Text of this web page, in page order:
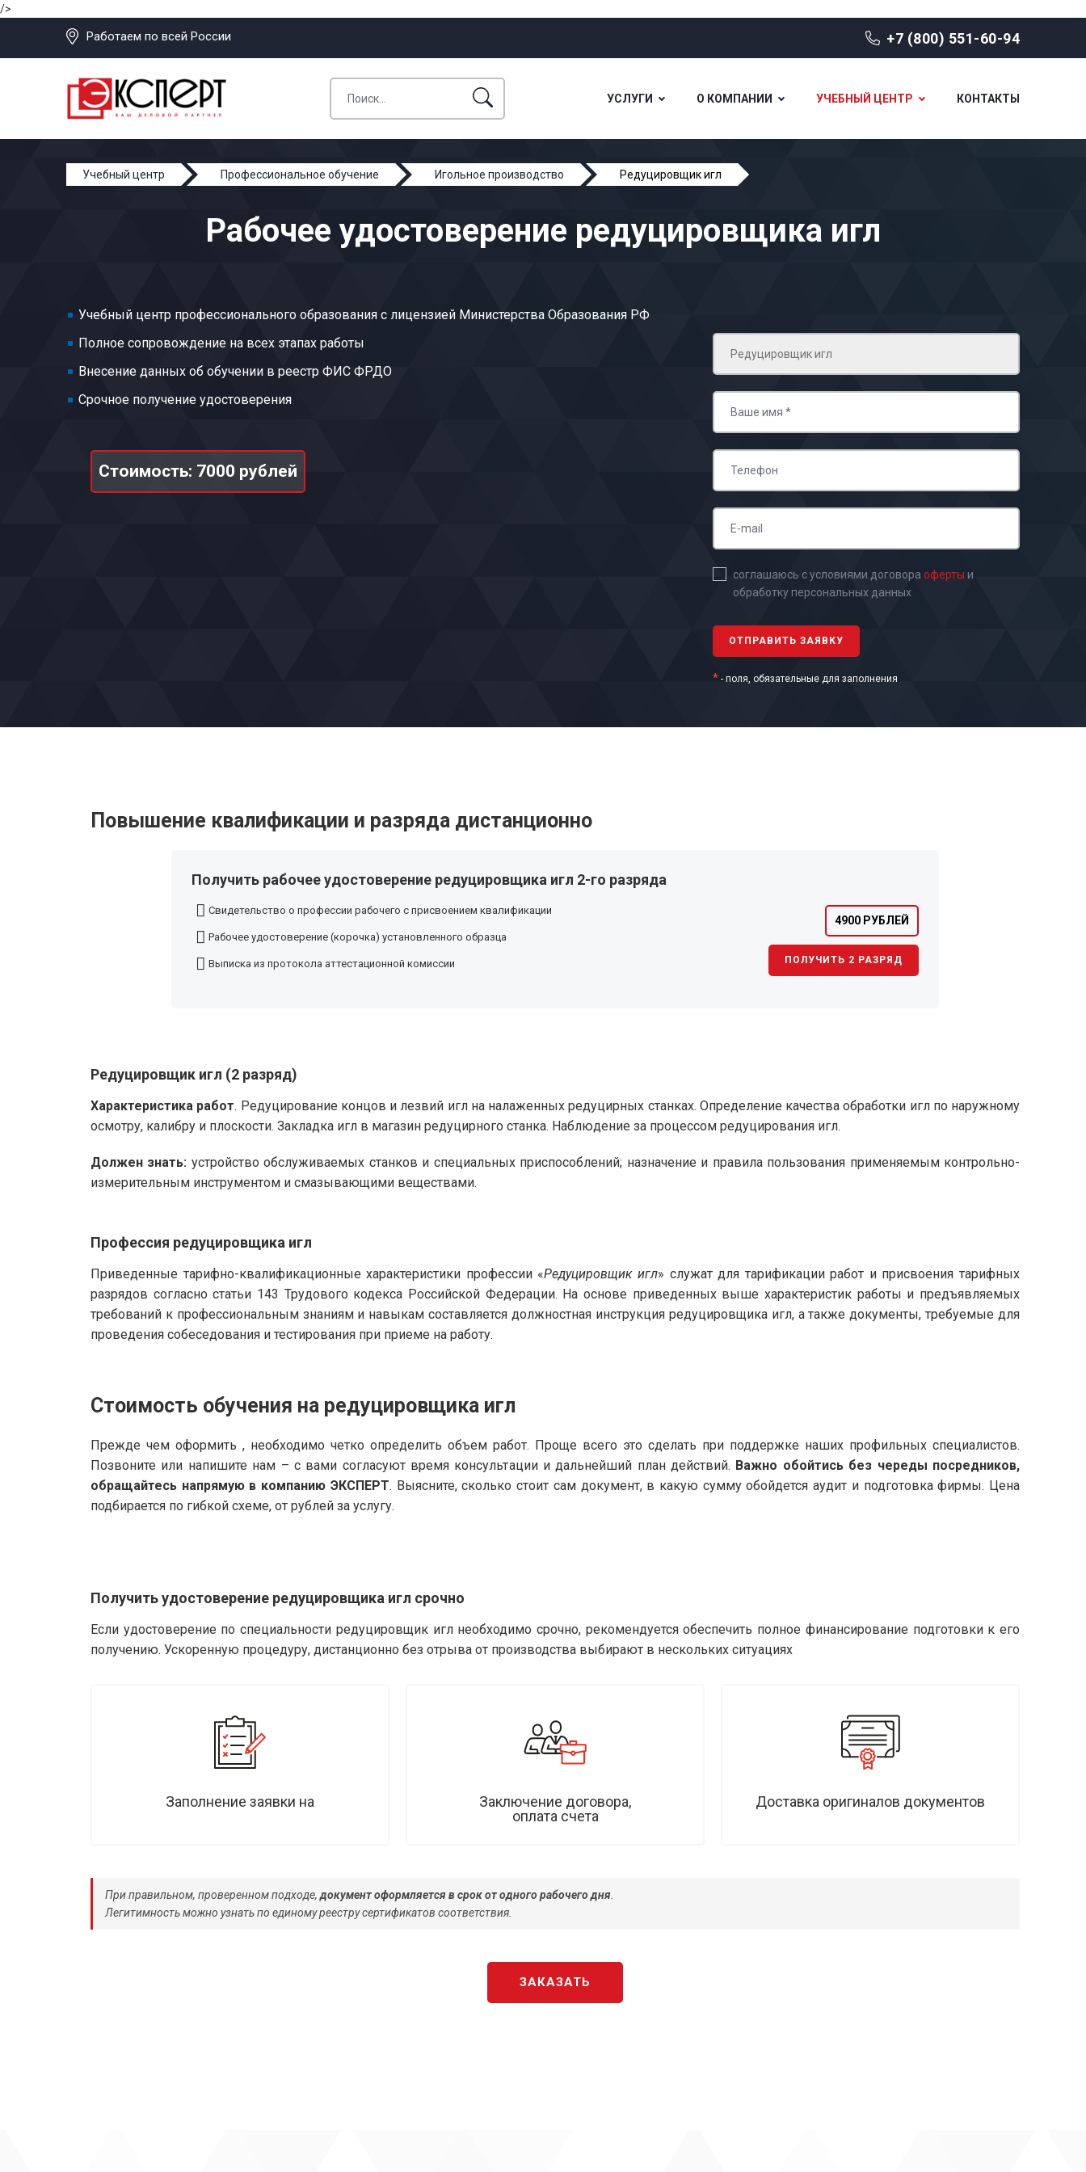
/>
Работаем по всей России +7 (800) 551-60-94
УСЛУГИ О КОМПАНИИ УЧЕБНЫЙ ЦЕНТР КОНТАКТЫ
Учебный центр Профессиональное обучение Игольное производство Редуцировщик игл
Рабочее удостоверение редуцировщика игл
Учебный центр профессионального образования с лицензией Министерства Образования РФ
Полное сопровождение на всех этапах работы
Внесение данных об обучении в реестр ФИС ФРДО
Срочное получение удостоверения
Стоимость: 7000 рублей
соглашаюсь с условиями договора оферты и
обработку персональных данных
* - поля, обязательные для заполнения
Повышение квалификации и разряда дистанционно
Получить рабочее удостоверение редуцировщика игл 2-го разряда
Свидетельство о профессии рабочего с присвоением квалификации
Рабочее удостоверение (корочка) установленного образца
Выписка из протокола аттестационной комиссии
4900 РУБЛЕЙ
ПОЛУЧИТЬ 2 РАЗРЯД
Редуцировщик игл (2 разряд)
Характеристика работ. Редуцирование концов и лезвий игл на налаженных редуцирных станках. Определение качества обработки игл по наружному
осмотру, калибру и плоскости. Закладка игл в магазин редуцирного станка. Наблюдение за процессом редуцирования игл.
Должен знать: устройство обслуживаемых станков и специальных приспособлений; назначение и правила пользования применяемым контрольно-
измерительным инструментом и смазывающими веществами.
Профессия редуцировщика игл
Приведенные тарифно-квалификационные характеристики профессии «Редуцировщик игл» служат для тарификации работ и присвоения тарифных
разрядов согласно статьи 143 Трудового кодекса Российской Федерации. На основе приведенных выше характеристик работы и предъявляемых
требований к профессиональным знаниям и навыкам составляется должностная инструкция редуцировщика игл, а также документы, требуемые для
проведения собеседования и тестирования при приеме на работу.
Стоимость обучения на редуцировщика игл
Прежде чем оформить , необходимо четко определить объем работ. Проще всего это сделать при поддержке наших профильных специалистов.
Позвоните или напишите нам – с вами согласуют время консультации и дальнейший план действий. Важно обойтись без череды посредников,
обращайтесь напрямую в компанию ЭКСПЕРТ. Выясните, сколько стоит сам документ, в какую сумму обойдется аудит и подготовка фирмы. Цена
подбирается по гибкой схеме, от рублей за услугу.
Получить удостоверение редуцировщика игл срочно
Если удостоверение по специальности редуцировщик игл необходимо срочно, рекомендуется обеспечить полное финансирование подготовки к его
получению. Ускоренную процедуру, дистанционно без отрыва от производства выбирают в нескольких ситуациях
Заполнение заявки на
Заключение договора,
оплата счета
Доставка оригиналов документов
При правильном, проверенном подходе,документ оформляется в срок от одного рабочего дня
Легитимность можно узнать по единому реестру сертификатов соответствия.
ЗАКАЗАТЬ